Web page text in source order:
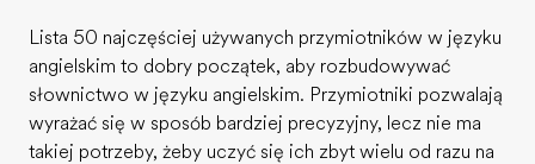
Nasze biura
Znajdź najbliższe biuro
O nas
Lista 50 najczęściej używanych przymiotników w języku
angielskim to dobry początek, aby rozbudowywać
słownictwo w języku angielskim. Przymiotniki pozwalają
wyrażać się w sposób bardziej precyzyjny, lecz nie ma
takiej potrzeby, żeby uczyć się ich zbyt wielu od razu na